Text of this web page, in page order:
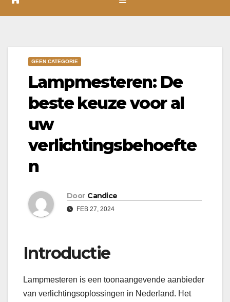
GEEN CATEGORIE
Lampmesteren: De
beste keuze voor al
uw
verlichtingsbehoefte
n
Door Candice
FEB 27, 2024
Introductie
Lampmesteren is een toonaangevende aanbieder
van verlichtingsoplossingen in Nederland. Het